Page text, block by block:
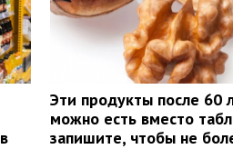
Эти продукты после 60
можно есть вместо
запишите, чтобы не